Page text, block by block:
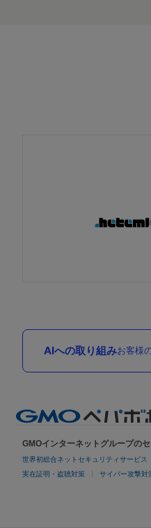
AIへの取り組みお客様
GMOインターネットグループの
世界初総合ネットセキュリティサービス
実在証明・盗聴対策 サイバー攻撃対